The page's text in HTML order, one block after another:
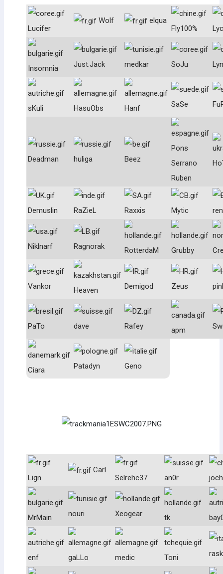
Lucifer
Wolf
elqua
Fly100%
Lyc
Insomnia Just.Jack medkar SoJu Lyn
sKuli HasuObs Hanf SaSe
Deadman huliga Beez
Pons
Serrano
Ruben
Demuslin RaZieL Raxxis Mytic
Niklnarf Ragnorak RotterdaM Grubby
Vankor Heaven Demigod Zeus
PaTo dave Rafey apm
Ciara Patadyn Geno
Lign
Carl
Selrehc37
an0r
MrMain nouri Xeogear tk
enf gaLLo medic Toni rask